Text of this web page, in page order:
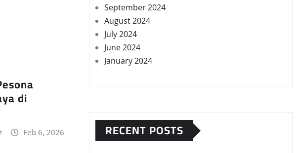
di
Feb 6, 2026
September 2024
August 2024
July 2024
June 2024
January 2024
RECENT POSTS